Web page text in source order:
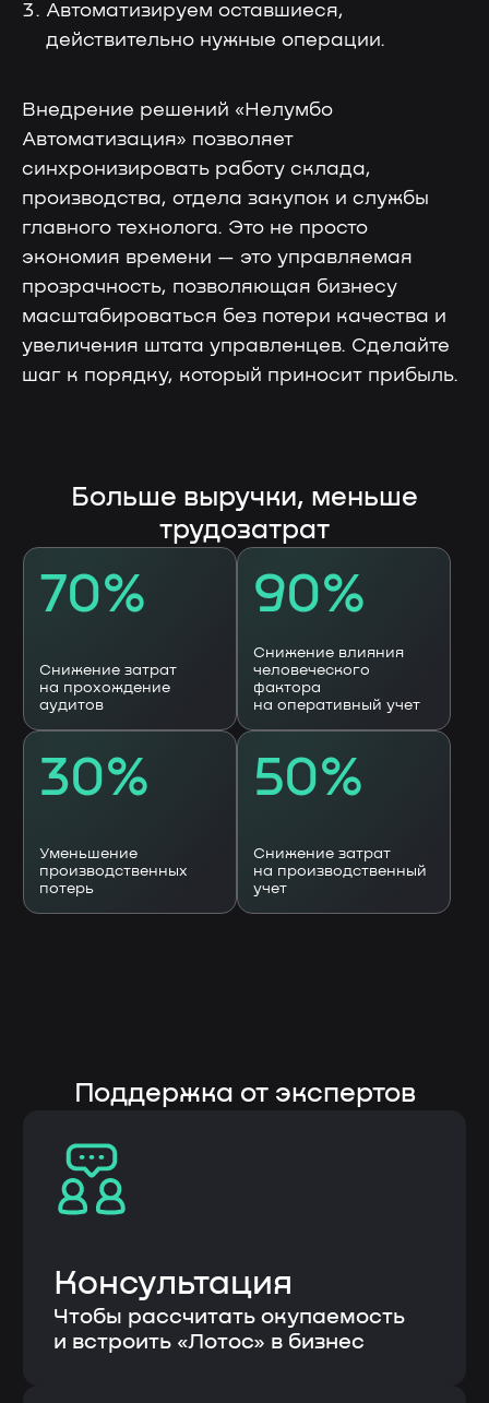
Автоматизируем оставшиеся,
действительно нужные операции.
Внедрение решений «Нелумбо
Автоматизация» позволяет
синхронизировать работу склада,
производства, отдела закупок и службы
главного технолога. Это не просто
экономия времени — это управляемая
прозрачность, позволяющая бизнесу
масштабироваться без потери качества и
увеличения штата управленцев. Сделайте
шаг к порядку, который приносит прибыль.
Подписаться
100+ кейсов
Примеры реальных проектов
Учебные материалы
Скачайте презентацию
Оставьте заявку на скачивание
презентации платформы «Лотос»